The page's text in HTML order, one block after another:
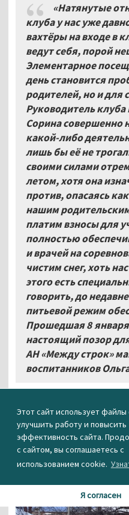
Этот сайт использует
улучшить работу и повысить
эффективность сайта.
с сайтом, вы соглашаетесь с
использованием cookie.
Я согласен
«Натянутые
клуба у нас уже
вахтёры на входе в
ведут себя, порой
Элементарное
день становится
родителей, но и для
Руководитель
Сорина совершенно
какой-либо
лишь бы её не
своими силами
летом, хотя она
против, опасаясь
нашим
платим взносы для
полностью
и врачей на
чистим снег, хоть
этого есть
говорить, до
питьевой режим
Прошедшая 8
настоящий позор
АН «Между строк»
воспитанников
Ольга считает, что
образовательных
проводить для детей
больше двух
воспитанников
третьих лиц
желания участвовать
как говорят родители,